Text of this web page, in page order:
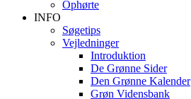
Ophørte
INFO
Søgetips
Vejledninger
Introduktion
De Grønne Sider
Den Grønne Kalender
Grøn Vidensbank